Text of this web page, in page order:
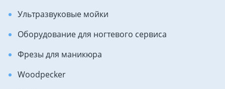
Ультразвуковые мойки
Оборудование для ногтевого сервиса
Фрезы для маникюра
Woodpecker